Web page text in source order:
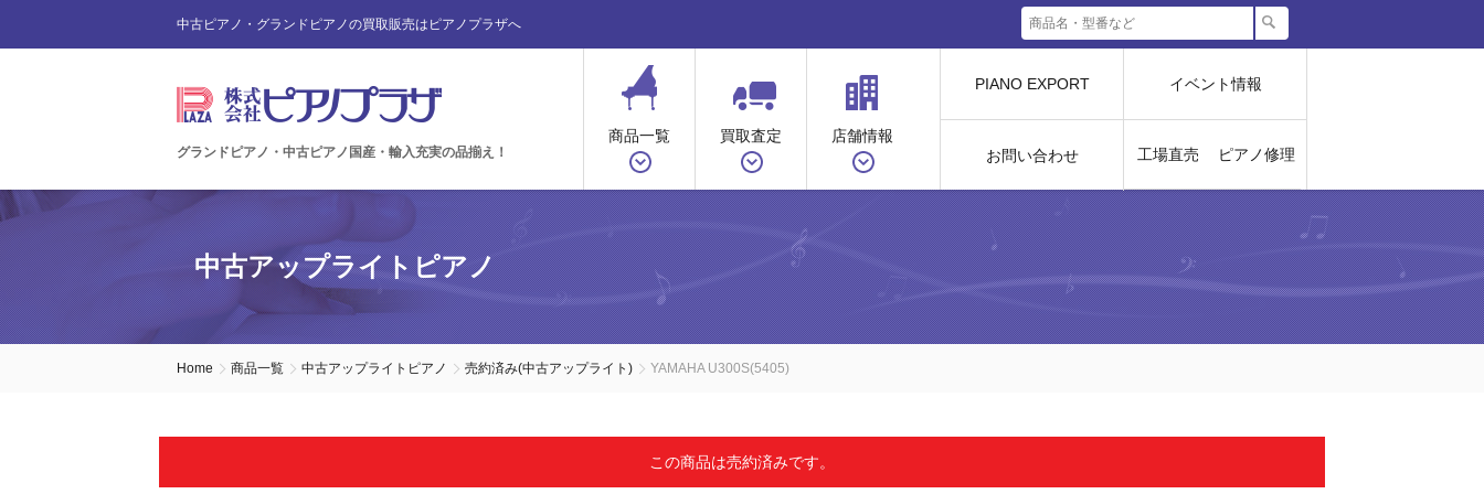
中古ピアノ・グランドピアノの買取販売はピアノプラザへ
グランドピアノ・中古ピアノ国産・輸入充実の品揃え！
商品一覧 買取査定 店舗情報
PIANO EXPORT
お問い合わせ
イベント情報
工場直売 ピアノ修理
中古アップライトピアノ
Home 商品一覧 中古アップライトピアノ 売約済み(中古アップライト) YAMAHA U300S(5405)
この商品は売約済みです。